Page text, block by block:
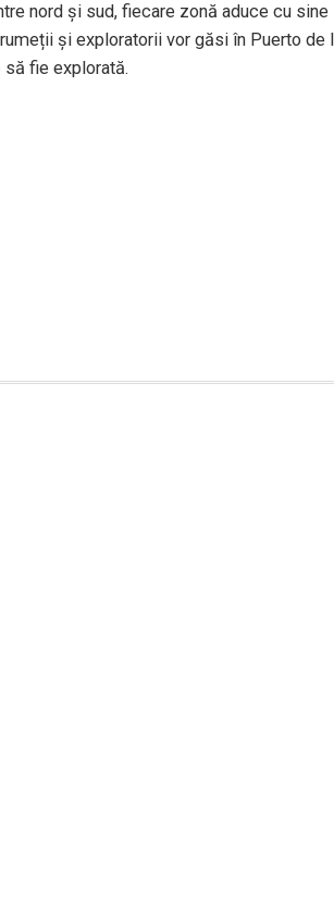
nord și sud, fiecare zonă aduce cu sine
și exploratorii vor găsi în Puerto de
fie explorată.